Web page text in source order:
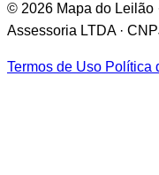
© 2026 Mapa do Leilão
Assessoria LTDA ·
Termos de Uso Política